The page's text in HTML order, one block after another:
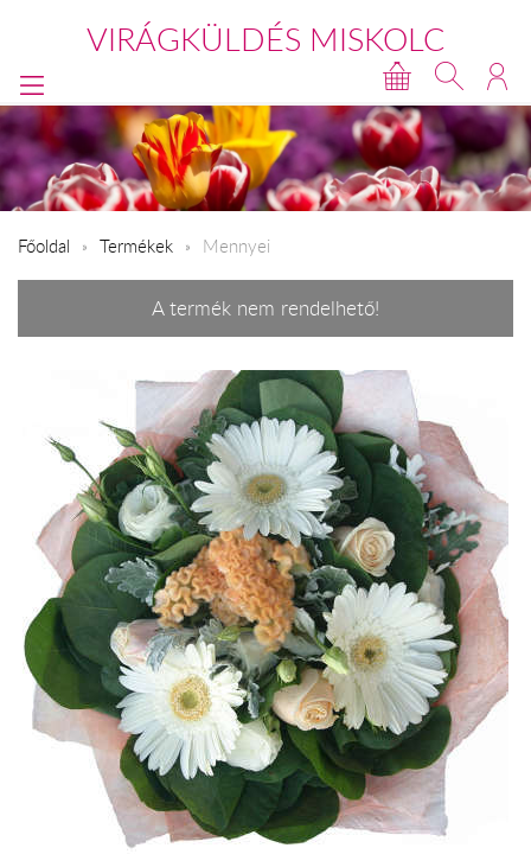
VIRÁGKÜLDÉS MISKOLC
Főoldal Termékek Mennyei
A termék nem rendelhető!